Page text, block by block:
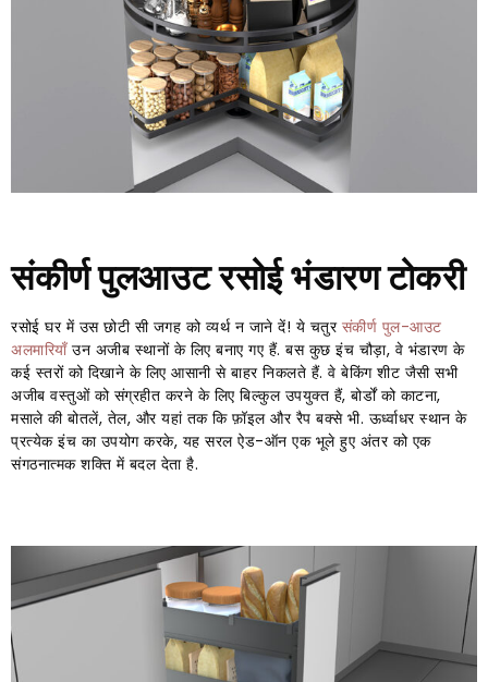
संकीर्ण पुलआउट रसोई भंडारण टोकरी
रसोई घर में उस छोटी सी जगह को व्यर्थ न जाने दें! ये चतुर संकीर्ण पुल-आउट
अलमारियाँउन अजीब स्थानों के लिए बनाए गए हैं. बस कुछ इंच चौड़ा, वे भंडारण के
कई स्तरों को दिखाने के लिए आसानी से बाहर निकलते हैं. वे बेकिंग शीट जैसी सभी
अजीब वस्तुओं को संग्रहीत करने के लिए बिल्कुल उपयुक्त हैं, बोर्डों को काटना,
मसाले की बोतलें, तेल, और यहां तक ​​कि फ़ॉइल और रैप बक्से भी. ऊर्ध्वाधर स्थान के
प्रत्येक इंच का उपयोग करके, यह सरल ऐड-ऑन एक भूले हुए अंतर को एक
संगठनात्मक शक्ति में बदल देता है.